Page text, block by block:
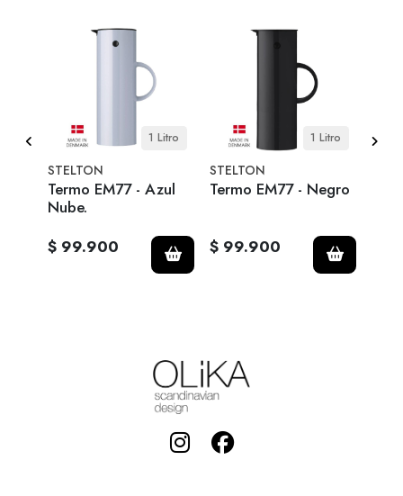
1 Litro
STELTON
Termo EM77 - Azul
Nube.
$ 99.900
1 Litro
STELTON
Termo EM77 - Negro
$ 99.900